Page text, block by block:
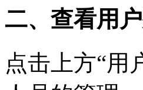
二、查看用
点击上方“用